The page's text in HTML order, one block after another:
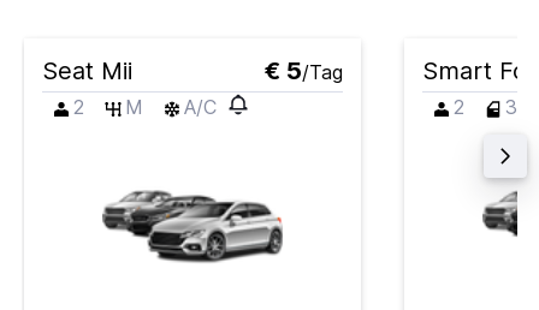
Seat Mii € 5/Tag
2
M A/C
Smart
2 3